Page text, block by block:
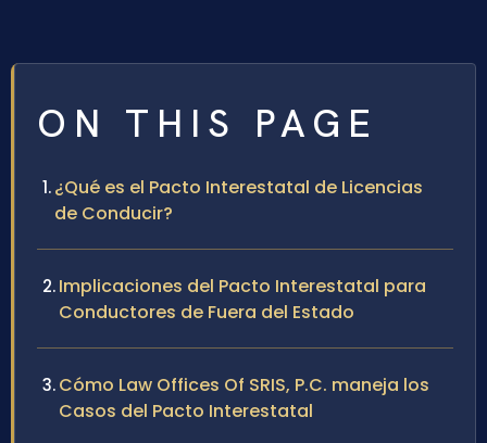
ON THIS PAGE
¿Qué es el Pacto Interestatal de Licencias
de Conducir?
Implicaciones del Pacto Interestatal para
Conductores de Fuera del Estado
Cómo Law Offices Of SRIS, P.C. maneja los
Casos del Pacto Interestatal